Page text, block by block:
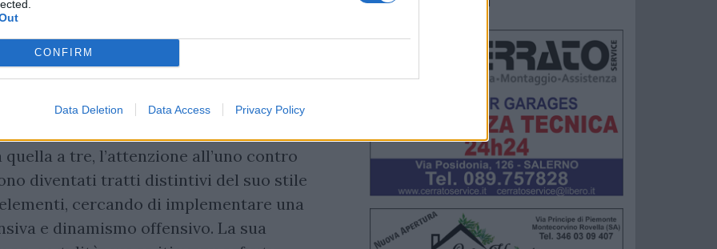
CONFIRM
Data Deletion Data Access Privacy Policy
sua evoluzione come tecnico ha visto
offensivo e aggressivo.
a tre, l’attenzione all’uno contro
diventati tratti distintivi del suo stile
cercando di implementare una
e dinamismo offensivo. La sua